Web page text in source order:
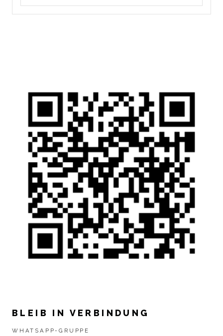
BLEIB IN VERBINDUNG
WHATSAPP-GRUPPE